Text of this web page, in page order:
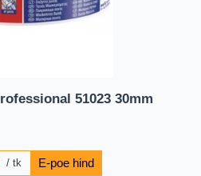
51023 30mm
tk